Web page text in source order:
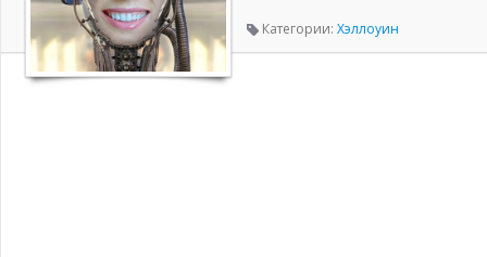
Категории: Хэллоуин